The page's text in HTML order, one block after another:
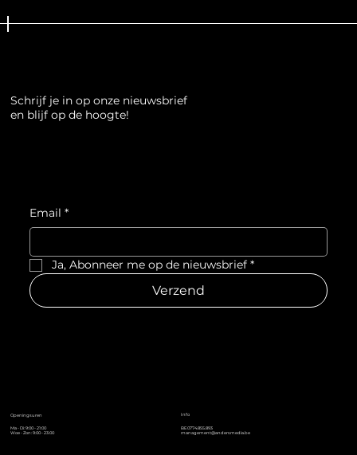
Schrijf je in op onze nieuwsbrief
en blijf op de hoogte!
Email *
Ja, Abonneer me op de nieuwsbrief *
Verzend
Info
BE0774.855.893
management@andersmedia.be
Openingsuren
Ma - Di: 9:00 - 21:00
Woe - Zon: 9:00 - 23:00